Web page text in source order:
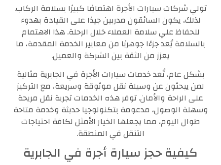
تولي شركات سيارات الأجرة اهتمامًا كبيرًا بسلامة الركاب.
لذلك، يكون السائقون مدربين جيدًا على القيادة بهدوء
للحفاظ علي سلامة العملاء خلال الرحلة. هذا الاهتمام
بالسلامة يُعد جزءًا جوهريًا من معايير الخدمة المقدمة، ما
يعزز من الثقة بين الشركة والعميل.
بشكل عام، تُعد خدمات سيارات الأجرة في الجابرية مثالية
لمن يبحثون عن وسيلة نقل موثوقة وسريعة، مع التركيز
على الراحة والأمان. توفر هذه الخدمات تجربة نقل مريحة
وسهلة الوصول، مدعومة بتكنولوجيا حديثة وخدمة متاحة
طوال اليوم، مما يجعلها الخيار الأمثل لكافة احتياجات
التنقل في المنطقة.
كيفية حجز سيارة أجرة في الجابرية